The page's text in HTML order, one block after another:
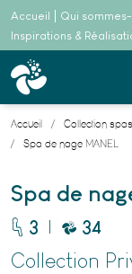
Accueil Qui
Inspirations &
Accueil Collection
Spa de nage MANEL
Spa de
3 | 34
Collection